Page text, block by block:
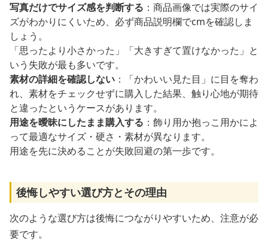
写真だけでサイズ感を判断する ：商品画像では実際のサイ
ズがわかりにくいため、必ず商品説明欄でcmを確認しま
しょう。
「思ったより小さかった」「大きすぎて置けなかった」と
いう失敗が最も多いです。
素材の詳細を確認しない ：「かわいい見た目」に目を奪わ
れ、素材をチェックせずに購入した結果、触り心地が期待
と違ったというケースがあります。
用途を曖昧にしたまま購入する ：飾り用か抱っこ用かによ
って最適なサイズ・硬さ・素材が異なります。
用途を先に決めることが失敗回避の第一歩です。
後悔しやすい選び方とその理由
次のような選び方は後悔につながりやすいため、注意が必
要です。